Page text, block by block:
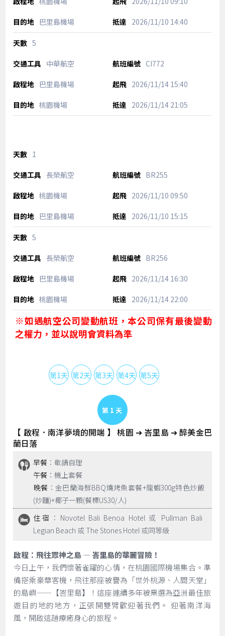
巴里島機場 2026/11/10 14:40
5
中華航空 CI772
巴里島機場 2026/11/1415:40
桃園機場 2026/11/1421:05
1
長榮航空 BR255
桃園機場 2026/11/10 09:50
巴里島機場 2026/11/10 15:15
5
長榮航空 BR256
巴里島機場 2026/11/1416:30
桃園機場 2026/11/1422:00
※如遇航空公司變動航班，本公司保有最後變動
之權力，並以說明會資料為準
第1天 第2天 第3天 第4天 第5天
Day 1
【 啟程．南洋夢境的開端 】 桃園 ➔ 峇里島 ➔ 醉美金巴
蘭日落
早餐 ：敬請自理
午餐 ：機上套餐
晚餐 ：金巴蘭海鮮BBQ燒烤魚套餐+龍蝦300g特色炒飯
(炒麵)+椰子一顆(餐標US30/人)
住宿 ：Novotel Bali Benoa Hotel 或 Pullman Bali
Legian Beach 或 The Stones Hotel 或同等級
啟程：飛往眾神之島 — 峇里島的華麗冒險！
今日上午，我們懷著雀躍的心情，在桃園國際機場集合。準
備搭乘豪華客機，飛往那座被譽為「世外桃源、人間天堂」
的島嶼——【峇里島】！這座連續多年被票選為亞洲最佳旅
遊目的地的地方，正張開雙臂歡迎著我們。 迎著南洋海
風，開啟這趟療癒身心的旅程。